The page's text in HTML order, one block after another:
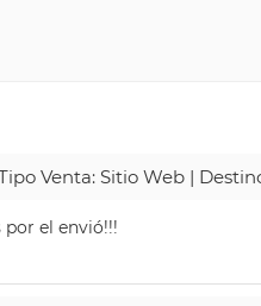
Venta: Sitio Web |
por el envió!!!